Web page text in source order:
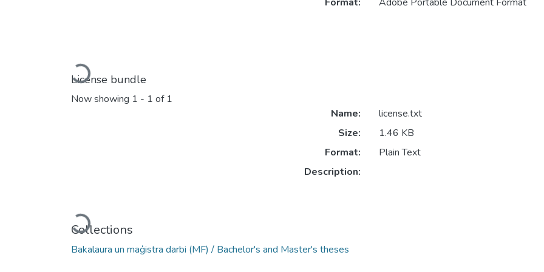
Loading...
License bundle
Now showing 1 - 1 of 1
Loading...
Name:
license.txt
Size:
1.46 KB
Format:
Plain Text
Description:
Collections
Bakalaura un maģistra darbi (MF) / Bachelor's and Master's theses